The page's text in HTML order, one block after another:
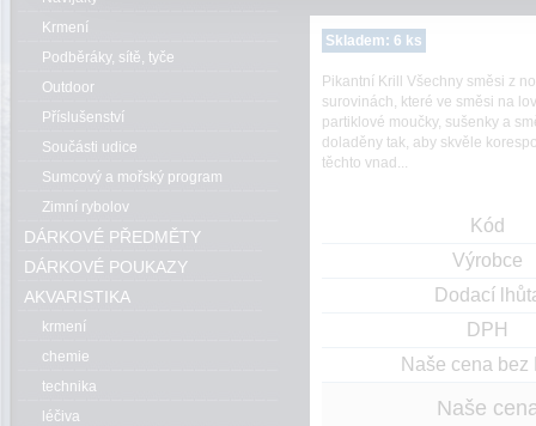
Skladem: 6 ks
Pikantní Krill Všechny směsi z
surovinách, které ve směsi na
partiklové moučky, sušenky a
doladěny tak, aby skvěle
těchto vnad...
Kód
Výrobce
Dodací
DPH
Naše cena bez
Naše
Krmení
Podběráky, sítě, tyče
Outdoor
Příslušenství
Součásti udice
Sumcový a mořský program
Zimní rybolov
DÁRKOVÉ PŘEDMĚTY
DÁRKOVÉ POUKAZY
AKVARISTIKA
krmení
chemie
technika
léčiva